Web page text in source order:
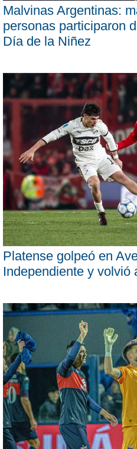
Malvinas Argentinas:
personas participaron
Día de la Niñez
Platense golpeó en
Independiente y volvió